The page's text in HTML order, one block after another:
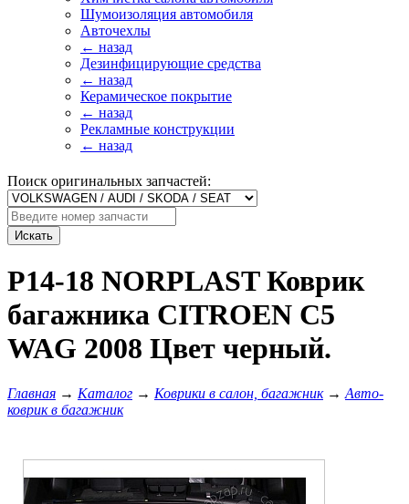
Шумоизоляция автомобиля
Авточехлы
← назад
Дезинфицирующие средства
← назад
Керамическое покрытие
← назад
Рекламные конструкции
← назад
Поиск оригинальных запчастей:
Искать
P14-18 NORPLAST Коврик
багажника CITROEN C5
WAG 2008 Цвет черный.
Главная → Каталог → Коврики в салон, багажник → Авто-
коврик в багажник